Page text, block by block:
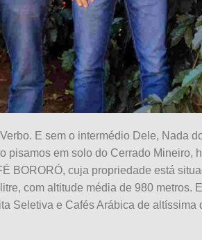
E sem o intermédio Dele, Nada
pisamos em solo do Cerrado Mineiro,
BORORÓ, cuja propriedade está
com altitude média de 980 metros.
Seletiva e Cafés Arábica de